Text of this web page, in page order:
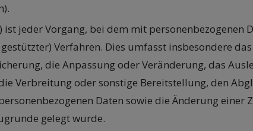
ist jeder Vorgang, bei dem mit
Verfahren. Dies umfasst insbesondere
die Anpassung oder Veränderung, das
Verbreitung oder sonstige Bereitstellung, den
Daten sowie die Änderung
gelegt wurde.